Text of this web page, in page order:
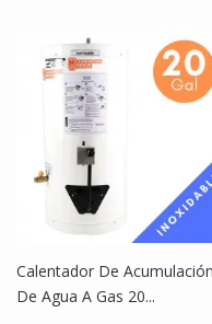
Calentador De Acumulación
De Agua A Gas 20...